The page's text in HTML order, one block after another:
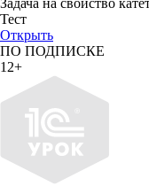
Тест
Открыть
ПО ПОДПИСКЕ
12+